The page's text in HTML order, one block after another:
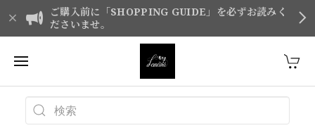
ご購入前に「SHOPPING GUIDE」を必ずお読みく
ださいませ。